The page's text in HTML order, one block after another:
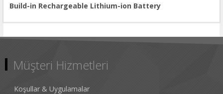
Build-in Rechargeable Lithium-ion Battery
Müşteri Hizmetleri
Koşullar & Uygulamalar